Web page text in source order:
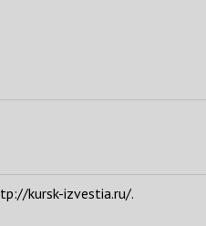
kursk-izvestia.ru/.